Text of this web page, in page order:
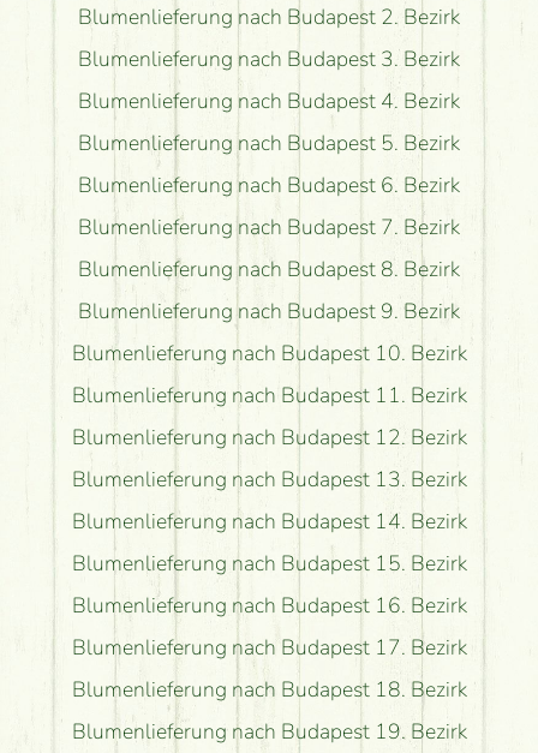
Blumenlieferung nach Budapest 2. Bezirk
Blumenlieferung nach Budapest 3. Bezirk
Blumenlieferung nach Budapest 4. Bezirk
Blumenlieferung nach Budapest 5. Bezirk
Blumenlieferung nach Budapest 6. Bezirk
Blumenlieferung nach Budapest 7. Bezirk
Blumenlieferung nach Budapest 8. Bezirk
Blumenlieferung nach Budapest 9. Bezirk
Blumenlieferung nach Budapest 10. Bezirk
Blumenlieferung nach Budapest 11. Bezirk
Blumenlieferung nach Budapest 12. Bezirk
Blumenlieferung nach Budapest 13. Bezirk
Blumenlieferung nach Budapest 14. Bezirk
Blumenlieferung nach Budapest 15. Bezirk
Blumenlieferung nach Budapest 16. Bezirk
Blumenlieferung nach Budapest 17. Bezirk
Blumenlieferung nach Budapest 18. Bezirk
Blumenlieferung nach Budapest 19. Bezirk